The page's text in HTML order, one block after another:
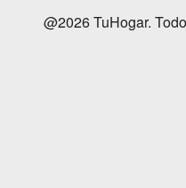
@2026 TuHogar.